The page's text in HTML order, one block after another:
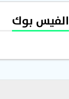
الفيس بوك